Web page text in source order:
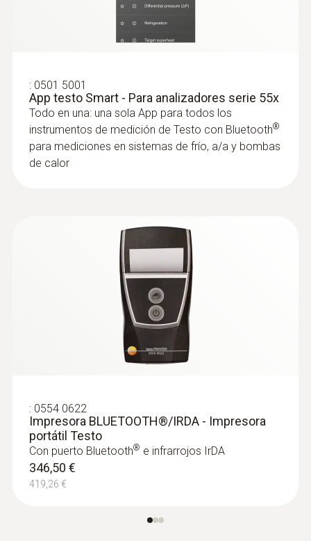
Sonda de medición de temperatura -
Con sensor termopar tipo K y varilla de
medición maleable
Punta de medición en forma de varilla
maleable para la medición rápida de las
: 0501 5001
App testo Smart - Para analizadores serie 55x
Todo en una: una sola App para todos los
instrumentos de medición de Testo con Bluetooth®
para mediciones en sistemas de frío, a/a y bombas
de calor
: 0554 0622
Impresora BLUETOOTH®/IRDA - Impresora
portátil Testo
Con puerto Bluetooth® e infrarrojos IrDA
346,50 €
419,26 €